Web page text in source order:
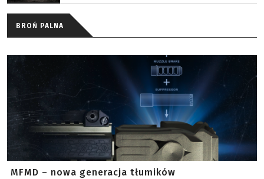
BROŃ PALNA
MFMD – nowa generacja tłumików